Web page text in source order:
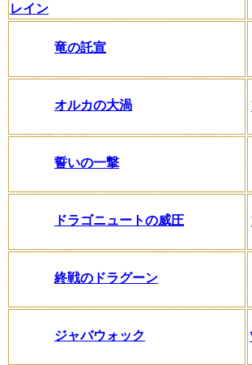
レイン
竜の託宣
オルカの大渦
誓いの一撃
ドラゴニュートの威圧
終戦のドラグーン
ジャバウォック